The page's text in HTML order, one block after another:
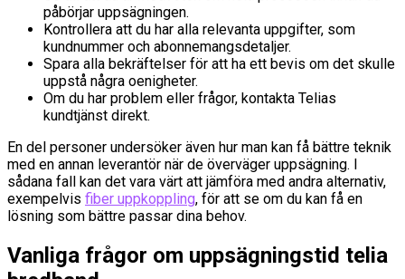
påbörjar uppsägningen.
Kontrollera att du har alla relevanta uppgifter, som
kundnummer och abonnemangsdetaljer.
Spara alla bekräftelser för att ha ett bevis om det skulle
uppstå några oenigheter.
Om du har problem eller frågor, kontakta Telias
kundtjänst direkt.
En del personer undersöker även hur man kan få bättre teknik
med en annan leverantör när de överväger uppsägning. I
sådana fall kan det vara värt att jämföra med andra alternativ,
exempelvis fiber uppkoppling, för att se om du kan få en
lösning som bättre passar dina behov.
Vanliga frågor om uppsägningstid telia